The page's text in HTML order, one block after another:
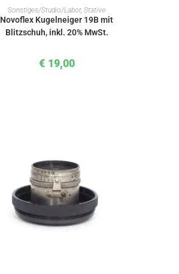
IN DEN WARENKORB
Sonstiges/Studio/Labor,Stative
Novoflex Kugelneiger 19B mit
Blitzschuh, inkl. 20% MwSt.
€ 19,00